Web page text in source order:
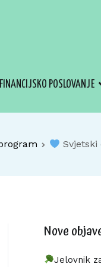
FINANCIJSKO POSLOVANJE
Svjetski
Nove
Jelovnik